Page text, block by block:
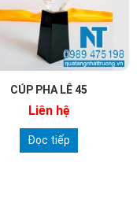
CÚP PHA LÊ 45
Liên hệ
Đọc tiếp